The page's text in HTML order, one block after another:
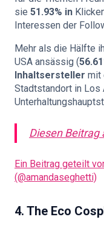
sie 51.93% in
Interessen der
Mehr als die Hälfte
USA ansässig (
Inhaltsersteller mit
Stadtstandort in Los
Diesen Beitrag
Ein Beitrag geteilt
(@amandaseghetti)
4. The Eco